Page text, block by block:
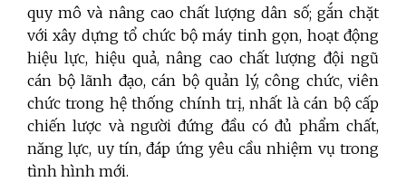
quy mô và nâng cao chất lượng dân số; gắn chặt
với xây dựng tổ chức bộ máy tinh gọn, hoạt động
hiệu lực, hiệu quả, nâng cao chất lượng đội ngũ
cán bộ lãnh đạo, cán bộ quản lý, công chức, viên
chức trong hệ thống chính trị, nhất là cán bộ cấp
chiến lược và người đứng đầu có đủ phẩm chất,
năng lực, uy tín, đáp ứng yêu cầu nhiệm vụ trong
tình hình mới.